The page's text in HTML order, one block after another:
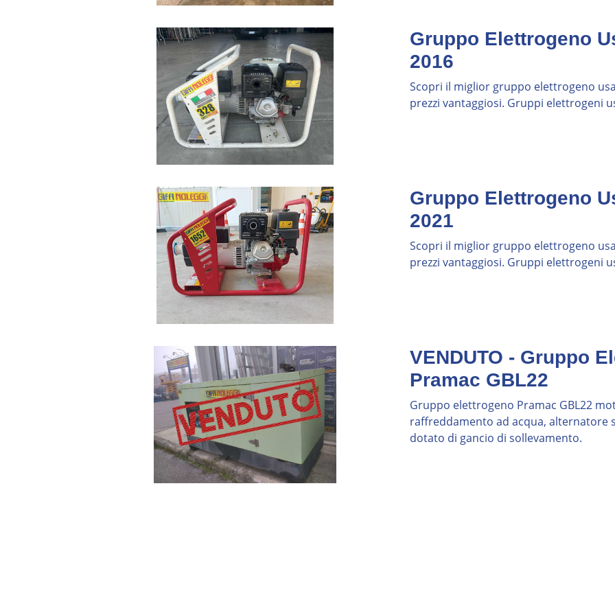
Catania, Cagliari e altre 25 sedi operative strategicamente distribuite sul territorio
Questo significa visione preventiva del mezzo presso la sede più vicina, consegna diretta
entro 48-72 ore senza corrieri terzi, assistenza tecnica locale anziché call center remoti,
disponibilità capillare di ricambi originali e possibilità di ritiro in autonomia con
conseguente risparmio sui costi di trasporto.
Perché la Flotta Noleggio Produce l'Usato
Migliore
La logica del noleggio professionale è spietata: un generatore che si ferma in cantiere
genera penali immediate, perdita del cliente e danno reputazionale. Il risultato è una
manutenzione preventiva ossessiva, non reattiva. Si sostituisce il componente prima del
guasto, non dopo. Quando compri usato Giffi, erediti questa cultura manutentiva.
Ogni generatore di corrente usato in vendita possiede documentazione completa:
estratto conto ore motore, registro interventi di manutenzione con date e
componentistica, tipo di utilizzo prevalente e test di funzionamento pre-vendita sotto
carico reale, non a vuoto. Questa tracciabilità industriale non è marketing, è trasparenza
L'Equazione Economica Reale: Oltre il
Prezzo di Acquisto
Un generatore nuovo da 30 kW costa circa 7.500 euro. Un generatore usato Giffi da 30
kW del 2020 con 2.100 ore costa 3.800 euro. Il risparmio iniziale del 49% è evidente, ma il
calcolo reale considera il costo totale di proprietà: acquisto, manutenzione annuale,
rischio guasto imprevisto, vita residua stimata e assistenza disponibile.
Il prezzo più basso non è mai il costo totale più basso. Chi compra usato consumer
Gruppo Elettrogeno
2016
Scopri il miglior gruppo elettrogeno
prezzi vantaggiosi. Gruppi elettrogeni
Gruppo Elettrogeno
2021
Scopri il miglior gruppo elettrogeno
prezzi vantaggiosi. Gruppi elettrogeni
VENDUTO - Gruppo
Pramac GBL22
Gruppo elettrogeno Pramac GBL22
raffreddamento ad acqua, alternatore
dotato di gancio di sollevamento.